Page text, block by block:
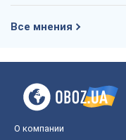
Все мнения
О компании